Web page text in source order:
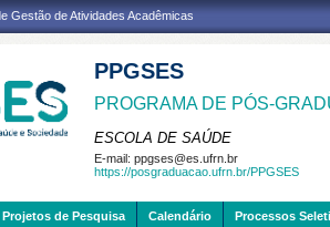
Gestão de Atividades Acadêmicas
PPGSES
PROGRAMA DE PÓS-
ESCOLA DE SAÚDE
E-mail: ppgses@es.ufrn.br
https://posgraduacao.ufrn.br/PPGSES
Projetos de Pesquisa Calendário Processos